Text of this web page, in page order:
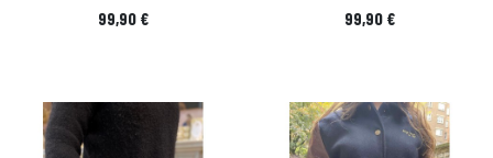
Prix
99,90 € Prix
99,90 €